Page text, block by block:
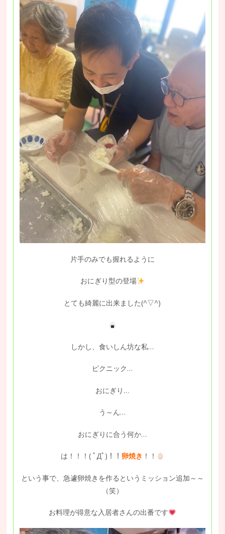
片手のみでも握れるように
おにぎり型の登場
とても綺麗に出来ました(^▽^)
しかし、食いしん坊な私…
ピクニック…
おにぎり…
う～ん…
おにぎりに合う何か…
は！！！( ﾟДﾟ)！！ 卵焼き ！！
という事で、急遽卵焼きを作るというミッション追加～～
（笑）
お料理が得意な入居者さんの出番です